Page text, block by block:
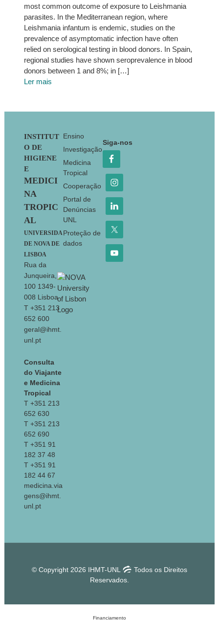
most common outcome of exposure to Leishmania
parasites. In the Mediterranean region, where
Leishmania infantum is endemic, studies on the
prevalence of asymptomatic infection have often
relied on serological testing in blood donors. In Spain,
regional studies have shown seroprevalence in blood
donors between 1 and 8%; in […]
Ler mais
Footer
INSTITUT
O DE
HIGIENE
E
MEDICI
NA
TROPIC
AL
UNIVERSIDA
DE NOVA DE
LISBOA
Rua da
Junqueira,
100 1349-
008 Lisboa
T +351 213
652 600
geral@ihmt.
unl.pt
Consulta
do Viajante
e Medicina
Tropical
T +351 213
652 630
T +351 213
652 690
T +351 91
182 37 48
T +351 91
182 44 67
medicina.via
gens@ihmt.
unl.pt
Ensino
Investigação
Medicina
Tropical
Cooperação
Portal de
Denúncias
UNL
Proteção de
dados
Siga-nos
© Copyright 2026 IHMT-UNL
Todos os Direitos
Reservados.
Financiamento